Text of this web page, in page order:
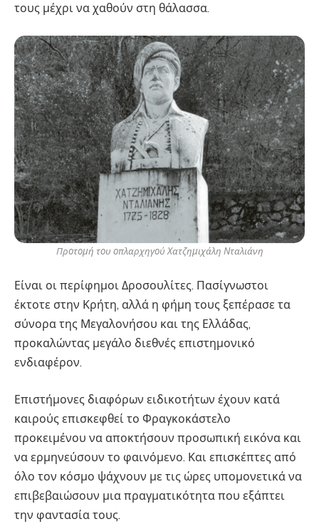
τους μέχρι να χαθούν στη θάλασσα.
Προτομή του οπλαρχηγού Χατζημιχάλη Νταλιάνη
Είναι οι περίφημοι Δροσουλίτες. Πασίγνωστοι
έκτοτε στην Κρήτη, αλλά η φήμη τους ξεπέρασε τα
σύνορα της Μεγαλονήσου και της Ελλάδας,
προκαλώντας μεγάλο διεθνές επιστημονικό
ενδιαφέρον.
Επιστήμονες διαφόρων ειδικοτήτων έχουν κατά
καιρούς επισκεφθεί το Φραγκοκάστελο
προκειμένου να αποκτήσουν προσωπική εικόνα και
να ερμηνεύσουν το φαινόμενο. Και επισκέπτες από
όλο τον κόσμο ψάχνουν με τις ώρες υπομονετικά να
επιβεβαιώσουν μια πραγματικότητα που εξάπτει
την φαντασία τους.